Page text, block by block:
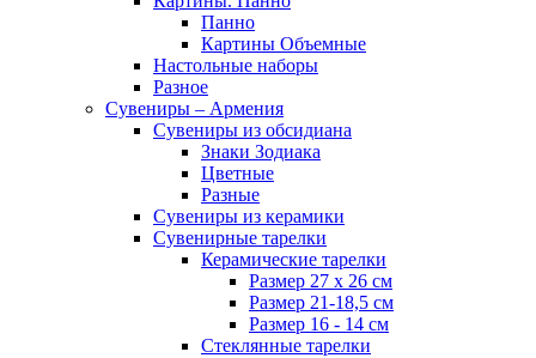
Панно
Картины Объемные
Настольные наборы
Разное
Сувениры – Армения
Сувениры из обсидиана
Знаки Зодиака
Цветные
Разные
Сувениры из керамики
Сувенирные тарелки
Керамические тарелки
Размер 27 х 26 см
Размер 21-18,5 см
Размер 16 - 14 см
Стеклянные тарелки